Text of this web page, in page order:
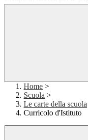
Home >
Scuola >
Le carte della scuola
Curricolo d'Istituto